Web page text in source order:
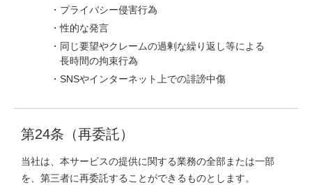
プライバシー侵害行為
性的な発言
同じ要望やクレームの過剰な繰り返し等による
長時間の拘束行為
SNSやインターネット上での誹謗中傷
第24条（再委託）
当社は、本サービスの提供に関する業務の全部または一部
を、第三者に再委託することができるものとします。